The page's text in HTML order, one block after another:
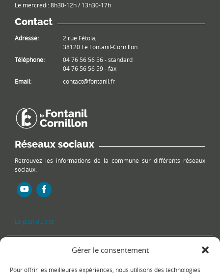
Gérer le consentement
Pour offrir les meilleures expériences, nous utilisons des technologies
Le mercredi: 8h30-12h / 13h30-17h
Contact
Adresse:
2 rue Fétola,
38120 Le Fontanil-Cornillon
Téléphone:
04 76 56 56 56 - standard
04 76 56 56 59 - fax
Email:
contact@fontanil.fr
Réseaux sociaux
Retrouvez les informations de la commune sur différents réseaux
sociaux.
Le plan du site